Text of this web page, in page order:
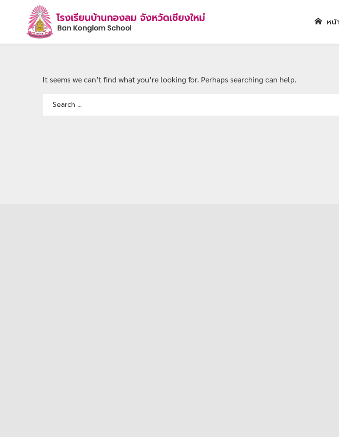
หน้
It seems we can’t find what you’re looking for. Perhaps searching can help.